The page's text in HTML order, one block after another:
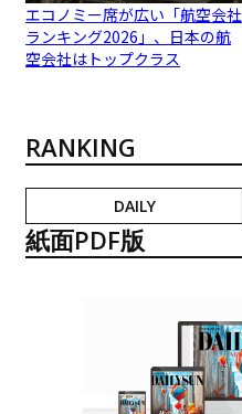
エコノミー席が広い「航空会社
ランキング2026」、日本の航
空会社はトップクラス
RANKING
DAILY
紙面PDF版